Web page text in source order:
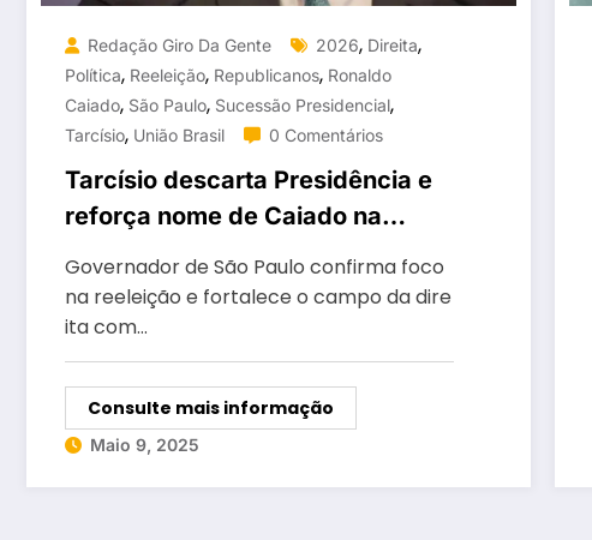
Redação Giro Da Gente 2026, Direita,
Política, Reeleição, Republicanos, Ronaldo
Caiado, São Paulo, Sucessão Presidencial,
Tarcísio, União Brasil 0 Comentários
Tarcísio descarta Presidência e
reforça nome de Caiado na
disputa de 2026
Governador de São Paulo confirma foco
na reeleição e fortalece o campo da dire
ita com…
Consulte mais informação
Maio 9, 2025